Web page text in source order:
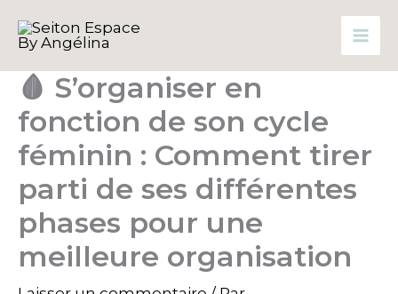
contenu
🩸 S’organiser en
fonction de son cycle
féminin : Comment tirer
parti de ses différentes
phases pour une
meilleure organisation